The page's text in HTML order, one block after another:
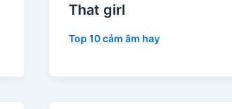
That girl
Top 10 cảm âm hay